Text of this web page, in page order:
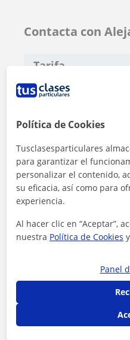
Contacta con
Tarifa
Al hacer clic, aceptas nuestro
Política de Cookies
Tusclasesparticulares
para garantizar el
personalizar el contenido,
su eficacia, así como para
experiencia.
Al hacer clic en “Aceptar”,
nuestra Política de Cookies y
Panel